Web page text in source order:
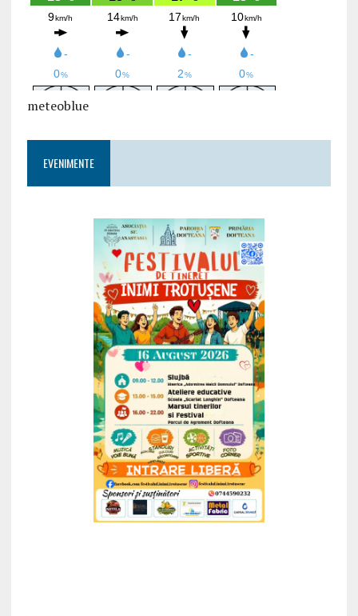
meteoblue
EVENIMENTE